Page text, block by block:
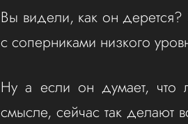
Вы видели, как он
с соперниками низкого
Ну а если он думает, что
смысле, сейчас так делают